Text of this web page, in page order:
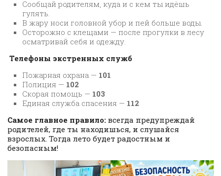
Сообщай родителям, куда и с кем ты идёшь
гулять.
В жару носи головной убор и пей больше воды.
Осторожно с клещами — после прогулки в лесу
осматривай себя и одежду.
Телефоны экстренных служб
Пожарная охрана — 101
Полиция — 102
Скорая помощь — 103
Единая служба спасения — 112
Самое главное правило: всегда предупреждай
родителей, где ты находишься, и слушайся
взрослых. Тогда лето будет радостным и
безопасным!